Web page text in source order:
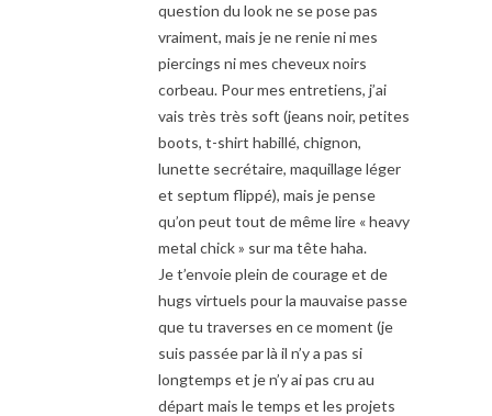
question du look ne se pose pas
vraiment, mais je ne renie ni mes
piercings ni mes cheveux noirs
corbeau. Pour mes entretiens, j’ai
vais très très soft (jeans noir, petites
boots, t-shirt habillé, chignon,
lunette secrétaire, maquillage léger
et septum flippé), mais je pense
qu’on peut tout de même lire « heavy
metal chick » sur ma tête haha.
Je t’envoie plein de courage et de
hugs virtuels pour la mauvaise passe
que tu traverses en ce moment (je
suis passée par là il n’y a pas si
longtemps et je n’y ai pas cru au
départ mais le temps et les projets